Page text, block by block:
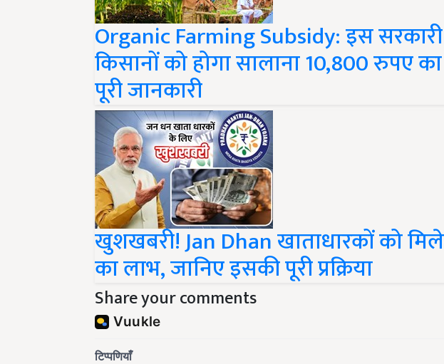
Organic Farming Subsidy: इस
किसानों को होगा सालाना 10,800 रुपए
पूरी जानकारी
खुशखबरी! Jan Dhan खाताधारकों को
का लाभ, जानिए इसकी पूरी प्रक्रिया
Share your comments